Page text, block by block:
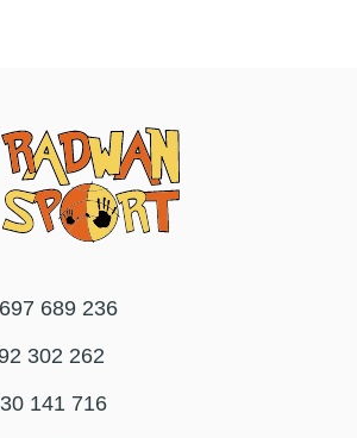
689 236
302 262
141 716